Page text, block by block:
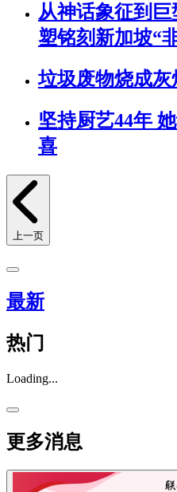
从神话象征到
塑铭刻新加坡“
垃圾废物烧成
坚持厨艺44年
喜
上一页
最新
热门
Loading...
更多消息